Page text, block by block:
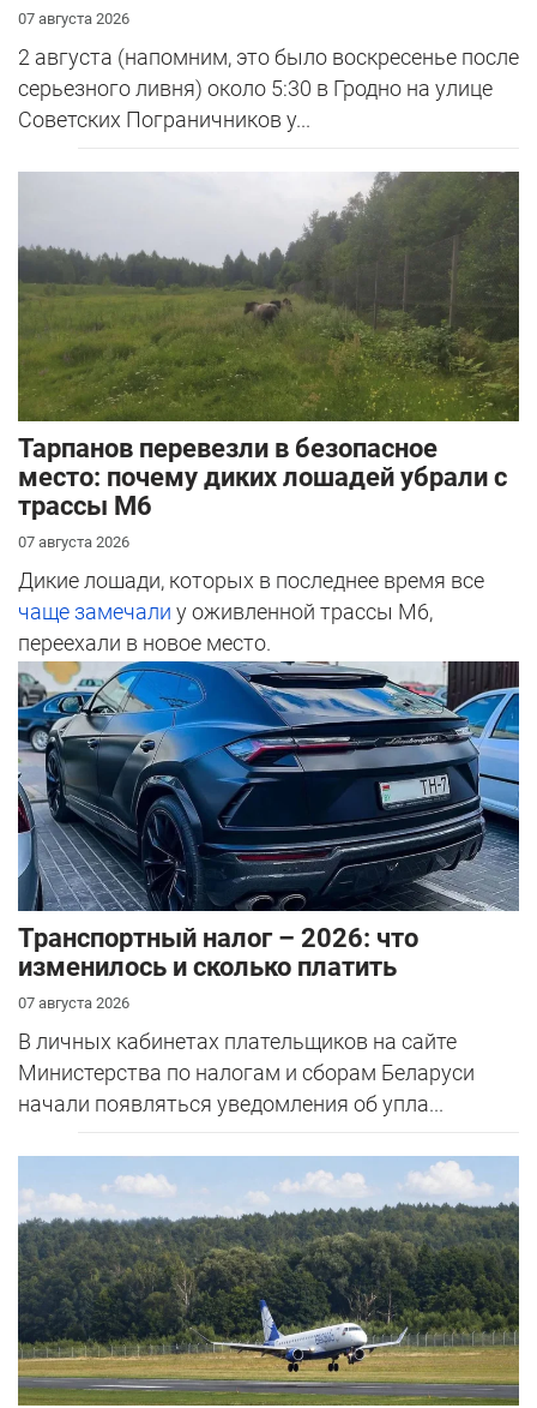
07 августа 2026
2 августа (напомним, это было воскресенье после
серьезного ливня) около 5:30 в Гродно на улице
Советских Пограничников у...
Тарпанов перевезли в безопасное
место: почему диких лошадей убрали с
трассы М6
07 августа 2026
Дикие лошади, которых в последнее время все
чаще замечали у оживленной трассы М6,
переехали в новое место.
Транспортный налог – 2026: что
изменилось и сколько платить
07 августа 2026
В личных кабинетах плательщиков на сайте
Министерства по налогам и сборам Беларуси
начали появляться уведомления об упла...